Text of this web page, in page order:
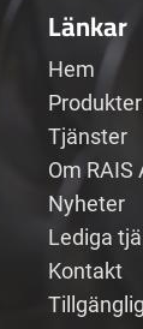
Länkar
Hem
Produkter
Tjänster
Om RAIS
Nyheter
Lediga
Kontakt